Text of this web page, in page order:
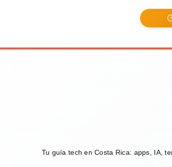
Tu guía tech en Costa Rica: apps, IA,